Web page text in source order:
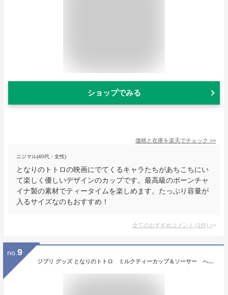
ショップでみる
価格と在庫を楽天でチェック >>
ニジマル(40代・女性)
となりのトトロの映画にでてくるキャラたちがあちこちにい
て楽しく優しいデザインのカップです。最高級のボーンチャ
イナ製の素材でティータイムを楽しめます。たっぷり容量が
入るサイズなのもおすすめ！
全てのおすすめコメント (1件) >
no. 9
ジブリ グッズ となりのトトロ ミルクティーカップ＆ソーサー へびいちご （ノリタケSpetial Collection) スタジオジブリ・ギフト グッズ ジブリ グッズ ととろ